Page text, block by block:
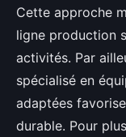
Cette approche
ligne production
activités. Par
spécialisé en
adaptées
durable. Pour